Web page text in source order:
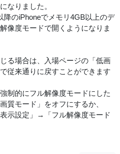
なりました。
降のiPhoneでメモリ4GB以上のデ
像度モードで開くようになりま
る場合は、入場ページの「低画
従来通りに戻すことができます
制的にフル解像度モードにした
質モード」をオフにするか、
示設定」→「フル解像度モード